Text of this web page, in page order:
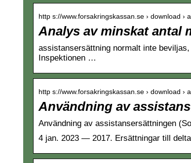
http s://www.forsakringskassan.se › download ›
Analys av minskat antal
assistansersättning normalt inte
Inspektionen …
http s://www.forsakringskassan.se › download ›
Användning av
Användning av assistansersättningen
4 jan. 2023 — 2017. Ersättningar till